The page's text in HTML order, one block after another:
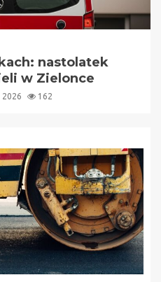
nastolatek
w Zielonce
2026 162